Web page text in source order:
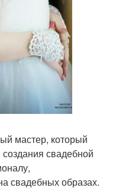
мастер, который
создания свадебной
свадебных образах.